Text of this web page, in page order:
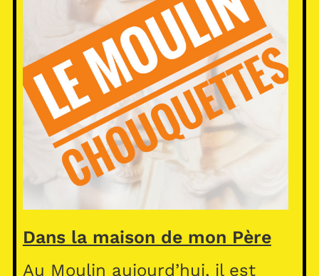
Dans la maison de mon Père
Au Moulin aujourd’hui, il est